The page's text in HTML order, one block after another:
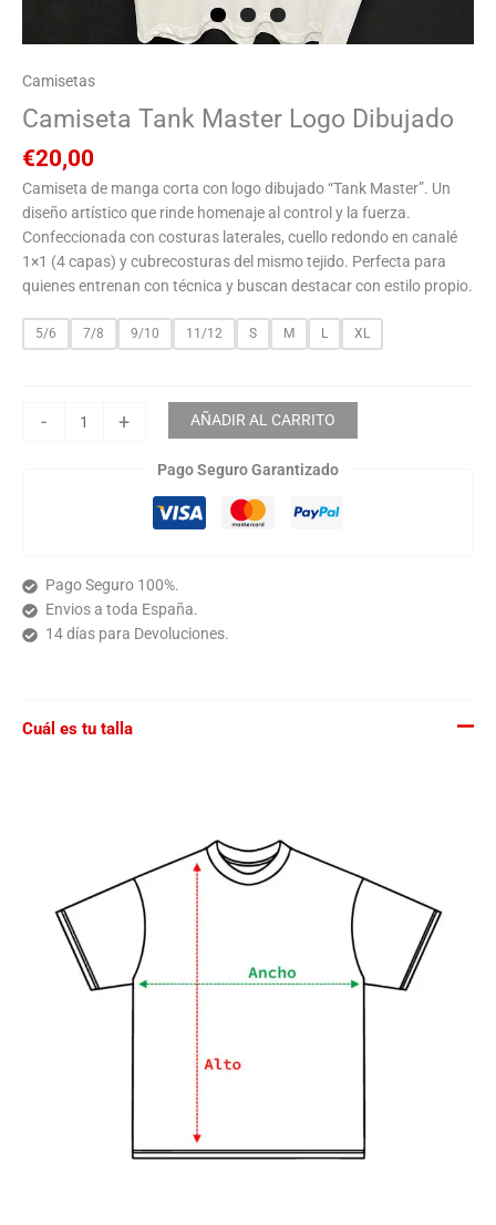
Camisetas
Camiseta Tank Master Logo Dibujado
€20,00
Camiseta de manga corta con logo dibujado “Tank Master”. Un
diseño artístico que rinde homenaje al control y la fuerza.
Confeccionada con costuras laterales, cuello redondo en canalé
1×1 (4 capas) y cubrecosturas del mismo tejido. Perfecta para
quienes entrenan con técnica y buscan destacar con estilo propio.
5/6 7/8 9/10 11/12 S M L XL
- + AÑADIR AL CARRITO
Pago Seguro Garantizado
Pago Seguro 100%.
Envios a toda España.
14 días para Devoluciones.
Cuál es tu talla